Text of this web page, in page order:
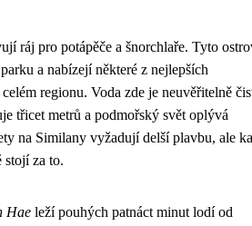
ráj pro potápěče a šnorchlaře. Tyto
a nabízejí některé z nejlepších
regionu. Voda zde je neuvěřitelně
třicet metrů a podmořský svět oplývá
na Similany vyžadují delší plavbu, ale
stojí za to.
Hae leží pouhých patnáct minut lodí od